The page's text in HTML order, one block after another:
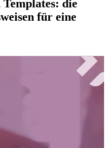
Templates: die
für eine